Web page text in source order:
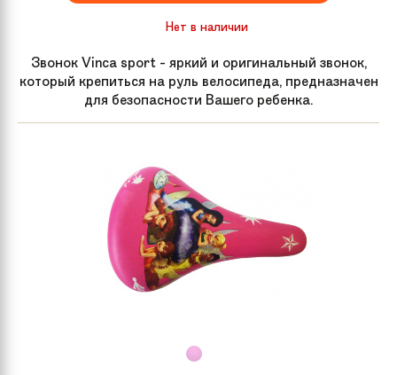
Нет в наличии
Звонок Vinca sport - яркий и оригинальный звонок,
который крепиться на руль велосипеда, предназначен
для безопасности Вашего ребенка.